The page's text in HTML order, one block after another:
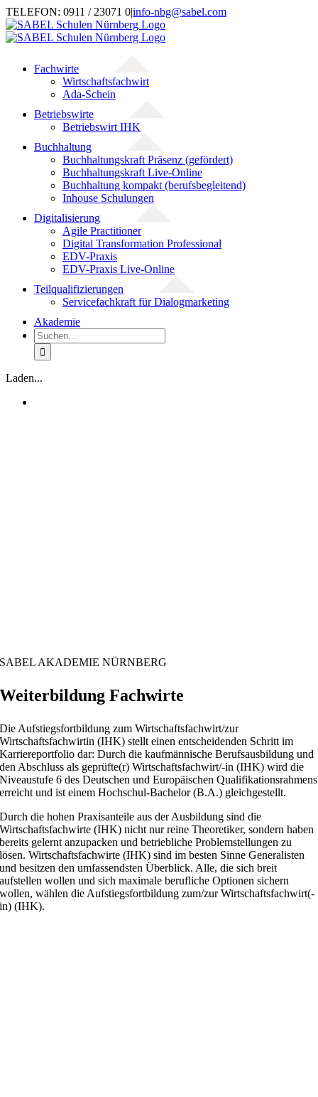
Zum
Inhalt
springen
TELEFON: 0911 / 23071 0|info-nbg@sabel.com
Fachwirte
Wirtschaftsfachwirt
Ada-Schein
Betriebswirte
Betriebswirt IHK
Buchhaltung
Buchhaltungskraft Präsenz (gefördert)
Buchhaltungskraft Live-Online
Buchhaltung kompakt (berufsbegleitend)
Inhouse Schulungen
Digitalisierung
Agile Practitioner
Digital Transformation Professional
EDV-Praxis
EDV-Praxis Live-Online
Teilqualifizierungen
Servicefachkraft für Dialogmarketing
Akademie
Suche
nach:
Laden...
SABEL AKADEMIE NÜRNBERG
Weiterbildung Fachwirte
Die Aufstiegsfortbildung zum Wirtschaftsfachwirt/zur
Wirtschaftsfachwirtin (IHK) stellt einen entscheidenden Schritt im
Karriereportfolio dar: Durch die kaufmännische Berufsausbildung und
den Abschluss als geprüfte(r) Wirtschaftsfachwirt/-in (IHK) wird die
Niveaustufe 6 des Deutschen und Europäischen Qualifikationsrahmens
erreicht und ist einem Hochschul-Bachelor (B.A.) gleichgestellt.
Durch die hohen Praxisanteile aus der Ausbildung sind die
Wirtschaftsfachwirte (IHK) nicht nur reine Theoretiker, sondern haben
bereits gelernt anzupacken und betriebliche Problemstellungen zu
lösen. Wirtschaftsfachwirte (IHK) sind im besten Sinne Generalisten
und besitzen den umfassendsten Überblick. Alle, die sich breit
aufstellen wollen und sich maximale berufliche Optionen sichern
wollen, wählen die Aufstiegsfortbildung zum/zur Wirtschaftsfachwirt(-
in) (IHK).